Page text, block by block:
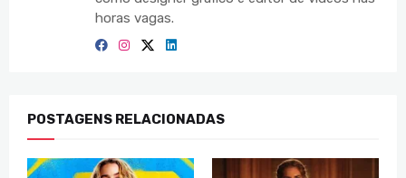
horas vagas.
POSTAGENS RELACIONADAS